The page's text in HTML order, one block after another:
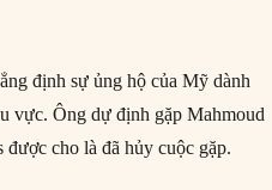
định sự ủng hộ của Mỹ dành
vực. Ông dự định gặp Mahmoud
cho là đã hủy cuộc gặp.